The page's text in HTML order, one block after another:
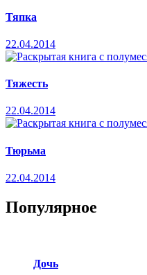
Тяпка
22.04.2014
Тяжесть
22.04.2014
Тюрьма
22.04.2014
Популярное
Дочь